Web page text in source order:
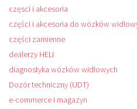
częsci i akcesoria
części i akcesoria do wózków
części zamienne
dealerzy HELI
diagnostyka wózków widłowych
Dozór techniczny (UDT)
e-commerce i magazyn